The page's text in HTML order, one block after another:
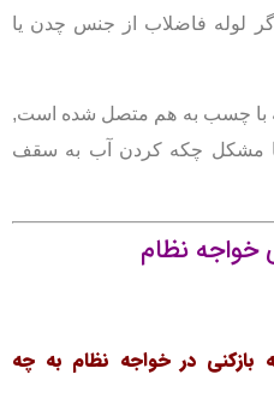
لوله فاضلاب از جنس چدن یا
که با چسب به هم متصل شده است,
مشکل چکه کردن آب به سقف
خواجه نظام
بازکنی در خواجه نظام به چه